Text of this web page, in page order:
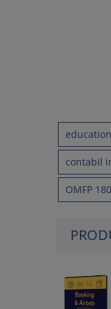
contabil
OMFP